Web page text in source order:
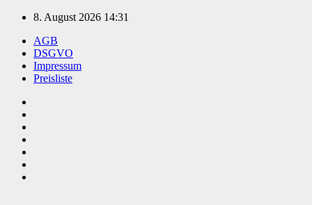
Zum
springen
8. August 2026 14:31
AGB
DSGVO
Impressum
Preisliste